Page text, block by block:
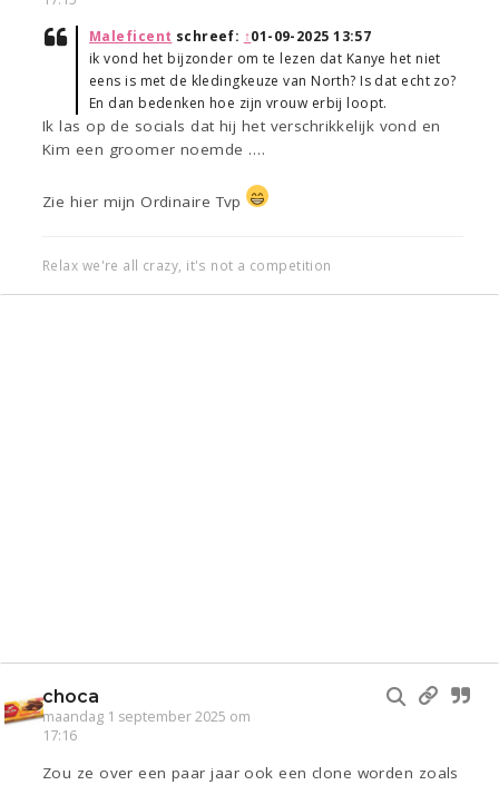
Maleficent schreef: ↑01-09-2025 13:57
ik vond het bijzonder om te lezen dat Kanye het niet
eens is met de kledingkeuze van North? Is dat echt zo?
En dan bedenken hoe zijn vrouw erbij loopt.
Ik las op de socials dat hij het verschrikkelijk vond en
Kim een groomer noemde ….
Zie hier mijn Ordinaire Tvp
Relax we're all crazy, it's not a competition
choca
maandag 1 september 2025 om
17:16
Zou ze over een paar jaar ook een clone worden zoals